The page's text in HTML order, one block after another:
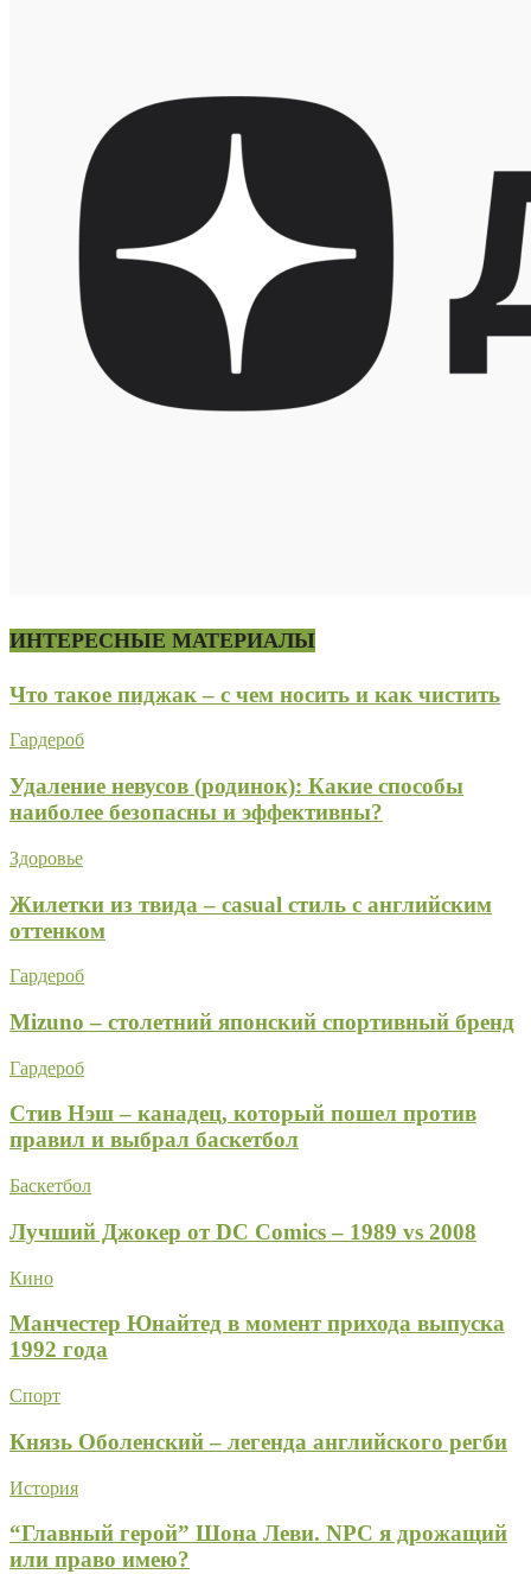
ИНТЕРЕСНЫЕ МАТЕРИАЛЫ
Что такое пиджак – с чем носить и как чистить
Гардероб
Удаление невусов (родинок): Какие способы
наиболее безопасны и эффективны?
Здоровье
Жилетки из твида – casual стиль с английским
оттенком
Гардероб
Mizuno – столетний японский спортивный бренд
Гардероб
Стив Нэш – канадец, который пошел против
правил и выбрал баскетбол
Баскетбол
Лучший Джокер от DC Comics – 1989 vs 2008
Кино
Манчестер Юнайтед в момент прихода выпуска
1992 года
Спорт
Князь Оболенский – легенда английского регби
История
“Главный герой” Шона Леви. NPC я дрожащий
или право имею?